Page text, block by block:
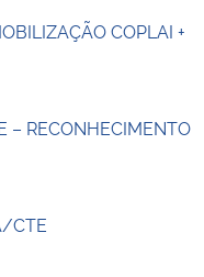
COPLAI +
– RECONHECIMENTO
CTE